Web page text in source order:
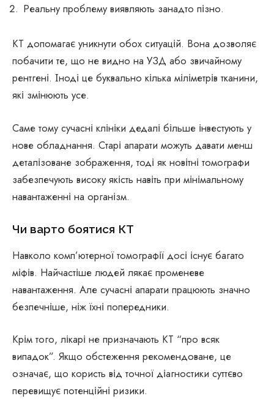
Реальну проблему виявляють занадто пізно.
КТ допомагає уникнути обох ситуацій. Вона дозволяє
побачити те, що не видно на УЗД або звичайному
рентгені. Іноді це буквально кілька міліметрів тканини,
які змінюють усе.
Саме тому сучасні клініки дедалі більше інвестують у
нове обладнання. Старі апарати можуть давати менш
деталізоване зображення, тоді як новітні томографи
забезпечують високу якість навіть при мінімальному
навантаженні на організм.
Чи варто боятися КТ
Навколо комп’ютерної томографії досі існує багато
міфів. Найчастіше людей лякає променеве
навантаження. Але сучасні апарати працюють значно
безпечніше, ніж їхні попередники.
Крім того, лікарі не призначають КТ “про всяк
випадок”. Якщо обстеження рекомендоване, це
означає, що користь від точної діагностики суттєво
перевищує потенційні ризики.